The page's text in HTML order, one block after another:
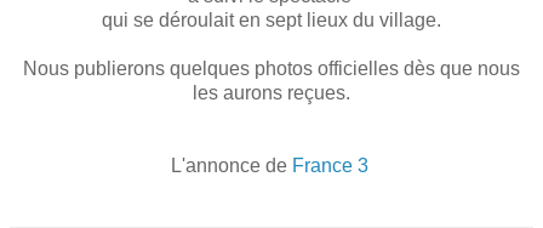
qui se déroulait en sept lieux du village.
Nous publierons quelques photos officielles dès que nous
les aurons reçues.
L'annonce de France 3